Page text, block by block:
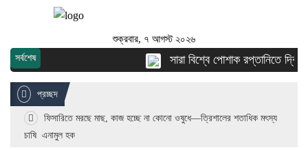
শুক্রবার, ৭ আগস্ট ২০২৬
সর্বশেষ সারা বিশ্বে পোশাক রপ্তানিতে দ্বিতীয়
প্রচ্ছদ
ফিসারিতে মরছে মাছ, কাজ হচ্ছে না কোনো ওষুধে—ত্রিশালের শতাধিক মৎস্য
চাষি এনামুল হক